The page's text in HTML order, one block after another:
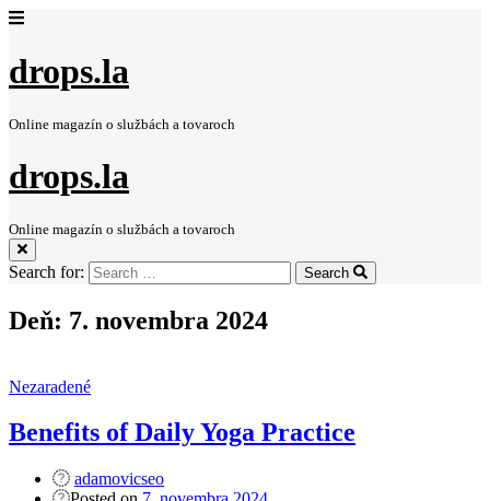
drops.la
Online magazín o službách a tovaroch
drops.la
Online magazín o službách a tovaroch
Search for: Search
Deň: 7. novembra 2024
Nezaradené
Benefits of Daily Yoga Practice
adamovicseo